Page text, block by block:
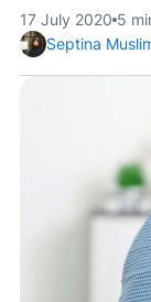
17 July 2020 5
Septina